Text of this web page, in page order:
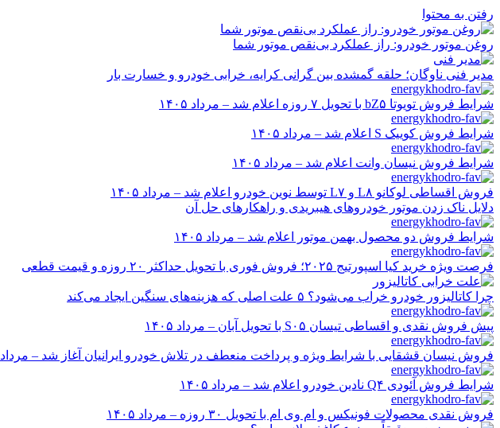
رفتن به محتوا
روغن موتور خودرو: راز عملکرد بی‌نقص موتور شما
مدیر فنی ناوگان؛ حلقه گمشده بین گرانی کرایه، خرابی خودرو و خسارت بار
شرایط فروش تویوتا bZ۵ با تحویل ۷ روزه اعلام شد – مرداد ۱۴۰۵
شرایط فروش کوییک S اعلام شد – مرداد ۱۴۰۵
شرایط فروش نیسان وانت اعلام شد – مرداد ۱۴۰۵
فروش اقساطی لوکانو L۸ و L۷ توسط نوین خودرو اعلام شد – مرداد ۱۴۰۵
دلایل ناک زدن موتور خودروهای هیبریدی و راهکارهای حل آن
شرایط فروش دو محصول بهمن موتور اعلام شد – مرداد ۱۴۰۵
فرصت ویژه خرید کیا اسپورتیج ۲۰۲۵؛ فروش فوری با تحویل حداکثر ۲۰ روزه و قیمت قطعی
چرا کاتالیزور خودرو خراب می‌شود؟ ۵ علت اصلی که هزینه‌های سنگین ایجاد می‌کند
پیش فروش نقدی و اقساطی تیسان S۰۵ با تحویل آبان – مرداد ۱۴۰۵
فروش نیسان قشقایی با شرایط ویژه و پرداخت منعطف در تلاش خودرو ایرانیان آغاز شد – مرداد ۱۴۰۵
شرایط فروش آئودی Q۴ نادین خودرو اعلام شد – مرداد ۱۴۰۵
فروش نقدی محصولات فونیکس و ام وی ام با تحویل ۳۰ روزه – مرداد ۱۴۰۵